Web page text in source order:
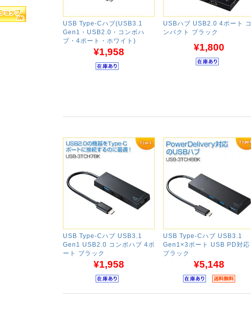
USB Type-Cハブ(USB3.1
Gen1・USB2.0・コンボハ
ブ・4ポート・ホワイト)
¥1,958
USBハブ USB2.0 4ポート コ
ンパクト ブラック
¥1,800
USB Type-Cハブ USB3.1
Gen1 USB2.0 コンボハブ 4ポ
ート ブラック
¥1,958
USB Type-Cハブ USB3.1
Gen1×3ポート USB PD対応
ブラック
¥5,148